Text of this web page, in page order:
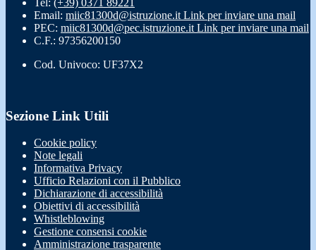
Tel: (+39) 0371 89221
Email: miic81300d@istruzione.it Link per inviare una mail
PEC: miic81300d@pec.istruzione.it Link per inviare una mail
C.F.: 97356200150
Cod. Univoco: UF37X2
Sezione Link Utili
Cookie policy
Note legali
Informativa Privacy
Ufficio Relazioni con il Pubblico
Dichiarazione di accessibilità
Obiettivi di accessibilità
Whistleblowing
Gestione consensi cookie
Amministrazione trasparente